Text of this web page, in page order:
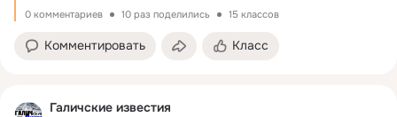
0 комментариев 10 раз поделились 15 классов
Комментировать Класс
Галичские известия